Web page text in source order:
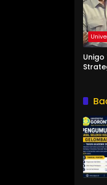
Unigo